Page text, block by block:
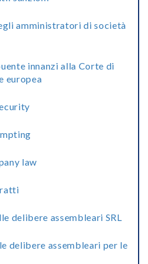
amministratori di società
innanzi alla Corte di
europea
law
delibere assembleari SRL
delibere assembleari per le